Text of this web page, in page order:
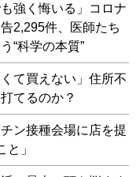
強く悔いる」コロナ
2,295件、医師たち
“科学の本質”
て買えない」住所不
てるのか？
ン接種会場に店を提
」